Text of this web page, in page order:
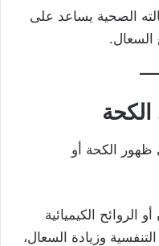
الصحية يساعد على
السعال.
الكحة
ظهور الكحة أو
الروائح الكيميائية
وزيادة السعال،